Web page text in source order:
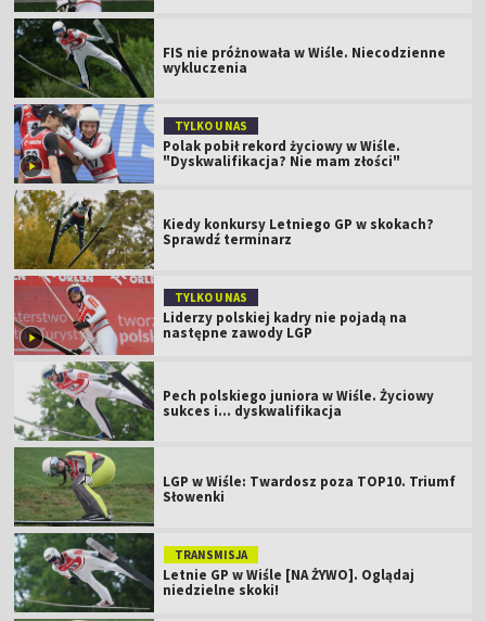
FIS nie próżnowała w Wiśle. Niecodzienne
wykluczenia
TYLKO U NAS
Polak pobił rekord życiowy w Wiśle.
"Dyskwalifikacja? Nie mam złości"
Kiedy konkursy Letniego GP w skokach?
Sprawdź terminarz
TYLKO U NAS
Liderzy polskiej kadry nie pojadą na
następne zawody LGP
Pech polskiego juniora w Wiśle. Życiowy
sukces i... dyskwalifikacja
LGP w Wiśle: Twardosz poza TOP10. Triumf
Słowenki
TRANSMISJA
Letnie GP w Wiśle [NA ŻYWO]. Oglądaj
niedzielne skoki!